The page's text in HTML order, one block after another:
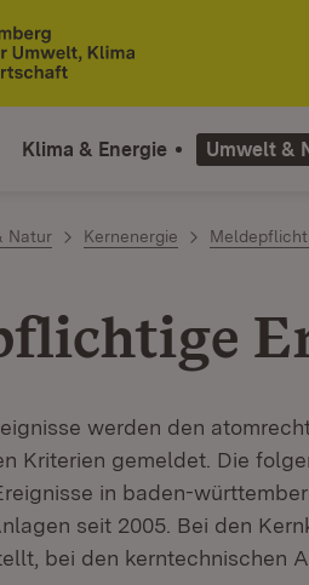
Klima & Energie Umwelt &
Natur Kernenergie
werden den
Kriterien gemeldet. Die
in baden-
seit 2005. Bei den
bei den kerntechnischen